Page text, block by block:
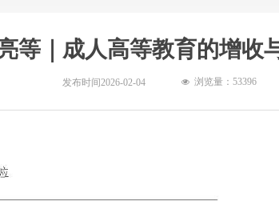
等｜成人高等教育的增收
发布时间2026-02-04 넶 浏览量：53396